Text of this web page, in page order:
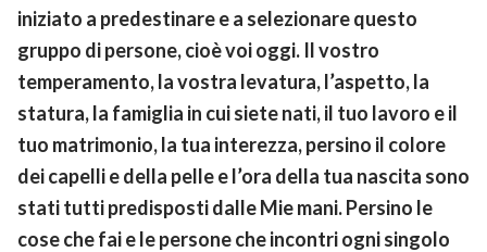
iniziato a predestinare e a selezionare questo
gruppo di persone, cioè voi oggi. Il vostro
temperamento, la vostra levatura, l’aspetto, la
statura, la famiglia in cui siete nati, il tuo lavoro e il
tuo matrimonio, la tua interezza, persino il colore
dei capelli e della pelle e l’ora della tua nascita sono
stati tutti predisposti dalle Mie mani. Persino le
cose che fai e le persone che incontri ogni singolo